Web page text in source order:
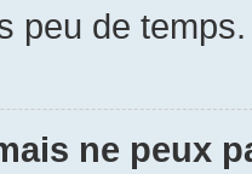
peu de temps.
ne peux